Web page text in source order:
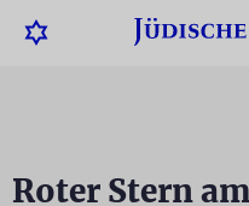
Roter Stern